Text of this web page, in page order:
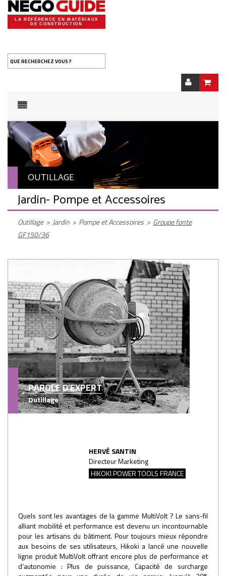
LA RÉFÉRENCE EN MATÉRIAUX
DE CONSTRUCTION
QUE RECHERCHEZ VOUS ?
OUTILLAGE
Jardin- Pompe et Accessoires
Outillage > Jardin > Pompe et Accessoires > Groupe fonte
GF150/36
PAROLE D'EXPERT
Outillage
HERVÉ SANTIN
Directeur Marketing
HIKOKI POWER TOOLS FRANCE
Quels sont les avantages de la gamme MultiVolt ? Le sans-fil
alliant mobilité et performance est devenu un incontournable
pour les artisans du bâtiment. Pour toujours mieux répondre
aux besoins de ses utilisateurs, Hikoki a lancé une nouvelle
ligne produit MultiVolt offrant encore plus de performance et
d’autonomie : Plus de puissance, Capacité de surcharge